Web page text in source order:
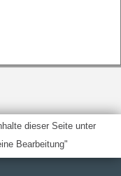
dieser Seite unter